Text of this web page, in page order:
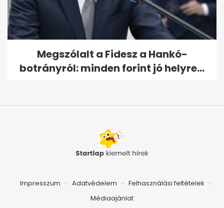
Megszólalt a Fidesz a Hankó-
botrányról: minden forint jó helyre...
Impresszum Adatvédelem
Felhasználási feltételek
Médiaajánlat